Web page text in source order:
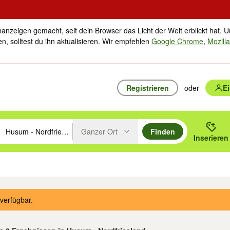
gemacht, seit dein Browser das Licht der Welt erblickt hat.
solltest du ihn aktualisieren. Wir empfehlenGoogle Chrome,
Registrieren oder
mit den Pfeiltasten nach oben/unten durchsuchen und mit
oder Ort eingeben. Eingabetaste drücken um zu suchen, oder
Ganzer Ort
Finden
Inserieren